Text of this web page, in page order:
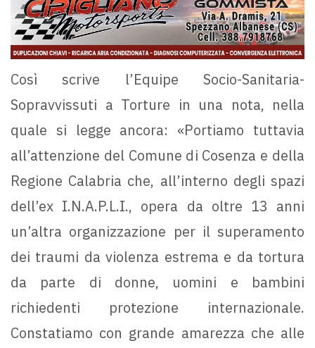
Così scrive l’Equipe Socio-Sanitaria-
Sopravvissuti a Torture in una nota, nella
quale si legge ancora: «Portiamo tuttavia
all’attenzione del Comune di Cosenza e della
Regione Calabria che, all’interno degli spazi
dell’ex I.N.A.P.L.I., opera da oltre 13 anni
un’altra organizzazione per il superamento
dei traumi da violenza estrema e da tortura
da parte di donne, uomini e bambini
richiedenti protezione internazionale.
Constatiamo con grande amarezza che alle